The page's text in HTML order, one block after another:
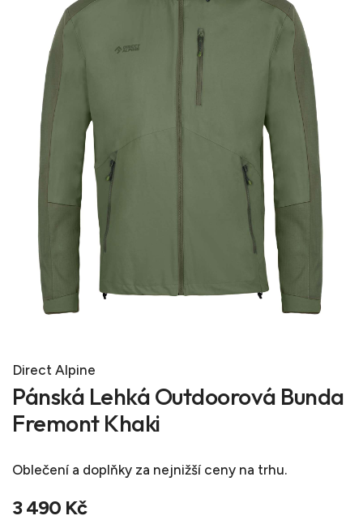
Direct Alpine
Pánská Lehká Outdoorová Bunda
Fremont Khaki
Oblečení a doplňky za nejnižší ceny na trhu.
3 490 Kč